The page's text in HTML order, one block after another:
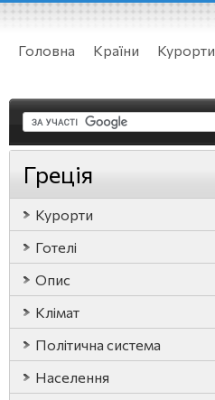
Головна Країни Курорти
Греція
Курорти
Готелі
Опис
Клімат
Політична система
Населення